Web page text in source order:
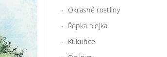
Okrasné rostliny
Řepka olejka
Kukuřice